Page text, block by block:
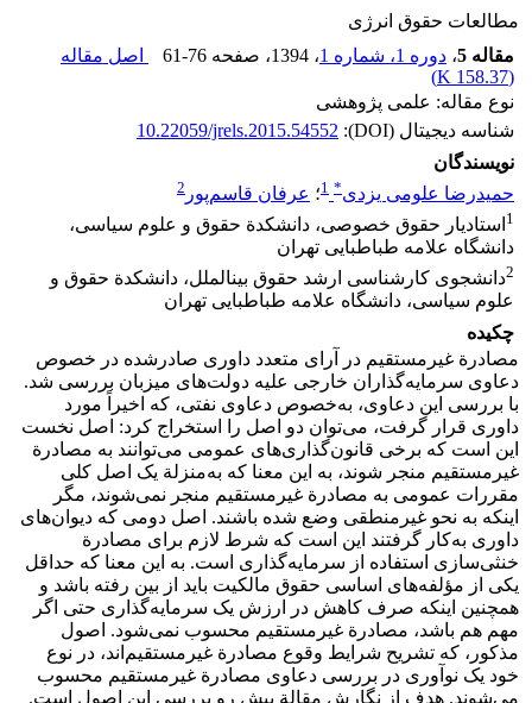
مطالعات حقوق انرژی
مقاله 5
، دوره 1، شماره 1 ، 1394 ، صفحه 61-76
اصل مقاله
(
158.37 K
)
نوع مقاله: علمی پژوهشی
شناسه دیجیتال (DOI):
10.22059/jrels.2015.54552
نویسندگان
حمیدرضا علومی یزدی*
1؛ عرفان قاسم‌پور 2
1 استادیار حقوق خصوصی، دانشکدة حقوق و علوم سیاسی،
دانشگاه علامه طباطبایی تهران
2دانشجوی کارشناسی ارشد حقوق بینالملل، دانشکدة حقوق و
علوم سیاسی، دانشگاه علامه طباطبایی تهران
چکیده
مصادرة غیرمستقیم در آرای متعدد داوری صادرشده در خصوص
دعاوی سرمایه‌گذاران خارجی علیه دولت‌های میزبان بررسی شد.
با بررسی این دعاوی، به‌خصوص دعاوی نفتی، که اخیراً مورد
داوری قرار گرفت، می‌توان دو اصل را استخراج کرد: اصل نخست
این است که برخی قانون‌گذاری‌های عمومی می‌توانند به مصادرة
غیرمستقیم منجر شوند، به این معنا که به‌منزلة یک اصل کلی
مقررات عمومی به مصادرة غیرمستقیم منجر نمی‌شوند، مگر
اینکه به نحو غیرمنطقی وضع شده باشند. اصل دومی که دیوان‌های
داوری به‌کار گرفتند این است که شرط لازم برای مصادرة
خنثی‌سازی استفاده از سرمایه‌گذاری است. به این معنا که حداقل
یکی از مؤلفه‌های اساسی حقوق مالکیت باید از بین رفته باشد و
همچنین اینکه صرف کاهش در ارزش یک سرمایه‌گذاری حتی اگر
مهم هم باشد، مصادرة غیرمستقیم محسوب نمی‌شود. اصول
مذکور، که تشریح شرایط وقوع مصادرة غیرمستقیم‌اند، در نوع
خود یک نوآوری در بررسی دعاوی مصادرة غیرمستقیم محسوب
می‌شوند. هدف از نگارش مقالة پیش رو بررسی این اصول است.